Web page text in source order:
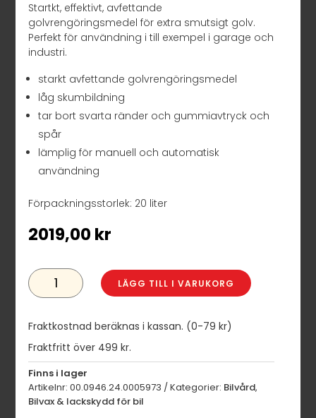
Startkt, effektivt, avfettande
golvrengöringsmedel för extra smutsigt golv.
Perfekt för användning i till exempel i garage och
industri.
starkt avfettande golvrengöringsmedel
låg skumbildning
tar bort svarta ränder och gummiavtryck och
spår
lämplig för manuell och automatisk
användning
Förpackningsstorlek: 20 liter
2019,00 kr
KENOTEK
FLOOR
CLEANER
FORTE
L
MÄNGD
LÄGG TILL I VARUKORG
Fraktkostnad beräknas i kassan. (0-79 kr)
Fraktfritt över 499 kr.
Finns i lager
Artikelnr:00.0946.24.0005973 Kategorier: Bilvård,
Bilvax & lackskydd för bil